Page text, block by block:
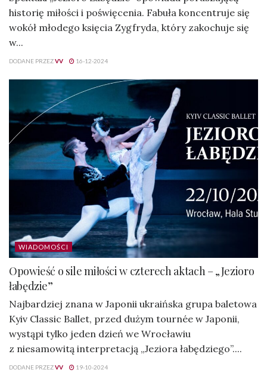
historię miłości i poświęcenia. Fabuła koncentruje się
wokół młodego księcia Zygfryda, który zakochuje się
w...
DODANE PRZEZVV 16-12-2024
WIADOMOŚCI
Opowieść o sile miłości w czterech aktach – „Jezioro
łabędzie”
Najbardziej znana w Japonii ukraińska grupa baletowa
Kyiv Classic Ballet, przed dużym tournée w Japonii,
wystąpi tylko jeden dzień we Wrocławiu
z niesamowitą interpretacją „Jeziora łabędziego”....
DODANE PRZEZVV 19-10-2024